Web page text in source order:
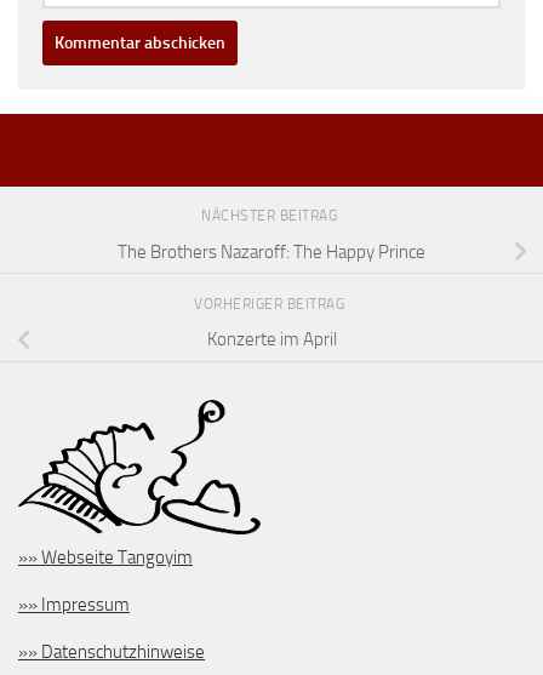
NÄCHSTER BEITRAG
The Brothers Nazaroff: The Happy Prince
VORHERIGER BEITRAG
Konzerte im April
»» Webseite Tangoyim
»» Impressum
»» Datenschutzhinweise